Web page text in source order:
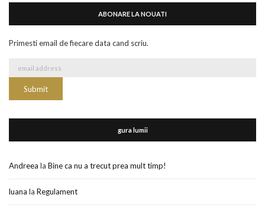
ABONARE LA NOUATI
Primesti email de fiecare data cand scriu.
gura lumii
Andreea la Bine ca nu a trecut prea mult timp!
luana la Regulament